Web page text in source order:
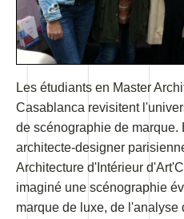
Les étudiants en Master
Casablanca revisitent
de scénographie de marque.
architecte-designer
Architecture d'Intérieur
imaginé une scénographie
marque de luxe, de l'analyse